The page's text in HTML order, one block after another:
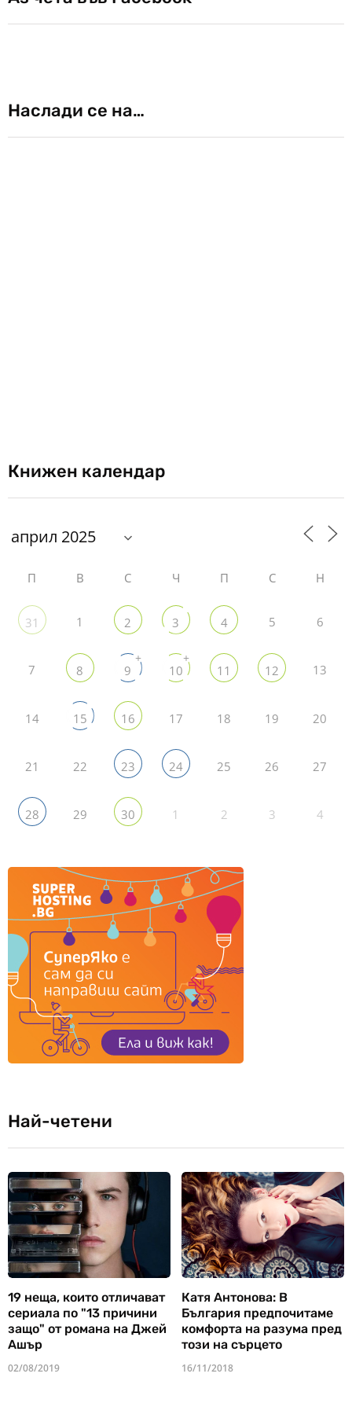
Наслади се на…
Книжен календар
П В С Ч П С Н
31 1 2 3 4 5 6
7 8 9
+
10
+
11 12 13
14 15 16 17 18 19 20
21 22 23 24 25 26 27
28 29 30 1 2 3 4
Най-четени
19 неща, които отличават
сериала по "13 причини
защо" от романа на Джей
Ашър
02/08/2019
Катя Антонова: В
България предпочитаме
комфорта на разума пред
този на сърцето
16/11/2018